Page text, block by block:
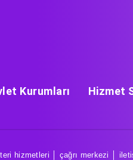
Kurumları Hizmet
hizmetleri │ çağrı merkezi │